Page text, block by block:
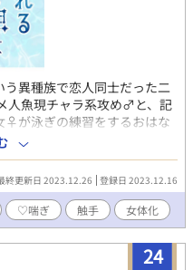
異種族で恋人同士だった二
人魚現チャラ系攻め♂と、記
♀が泳ぎの練習をするおはな
女体化ネタなので精神BLで
美味しく食べる方向けです！
終更新日 2023.12.26 登録日 2023.12.16
♡喘ぎ 触手 女体化
24